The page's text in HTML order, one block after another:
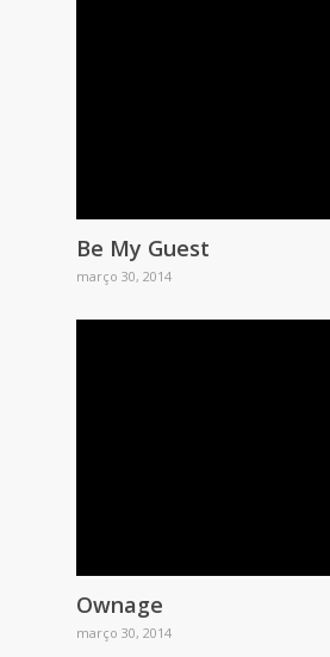
Be My Guest
março 30, 2014
Ownage
março 30, 2014